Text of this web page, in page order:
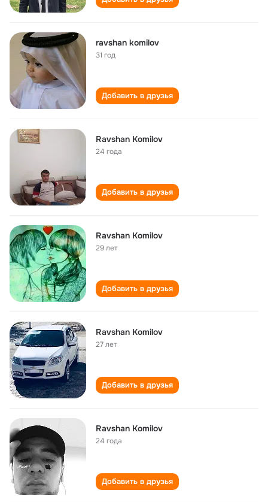
ravshan komilov
31 год
Добавить в друзья
Ravshan Komilov
24 года
Добавить в друзья
Ravshan Komilov
29 лет
Добавить в друзья
Ravshan Komilov
27 лет
Добавить в друзья
Ravshan Komilov
24 года
Добавить в друзья